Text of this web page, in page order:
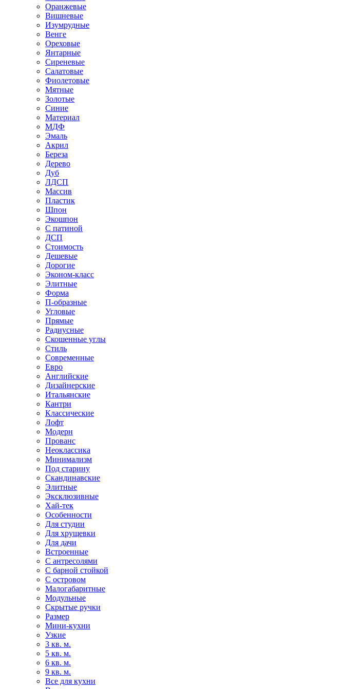
Оранжевые
Вишневые
Изумрудные
Венге
Ореховые
Янтарные
Сиреневые
Салатовые
Фиолетовые
Мятные
Золотые
Синие
Материал
МДФ
Эмаль
Акрил
Береза
Дерево
Дуб
ЛДСП
Массив
Пластик
Шпон
Экошпон
С патиной
ДСП
Стоимость
Дешевые
Дорогие
Эконом-класс
Элитные
Форма
П-образные
Угловые
Прямые
Радиусные
Скошенные углы
Стиль
Современные
Евро
Английские
Дизайнерские
Итальянские
Кантри
Классические
Лофт
Модерн
Прованс
Неоклассика
Минимализм
Под старину
Скандинавские
Элитные
Эксклюзивные
Хай-тек
Особенности
Для студии
Для хрущевки
Для дачи
Встроенные
С антресолями
С барной стойкой
С островом
Малогабаритные
Модульные
Скрытые ручки
Размер
Мини-кухни
Узкие
3 кв. м.
5 кв. м.
6 кв. м.
9 кв. м.
Все для кухни